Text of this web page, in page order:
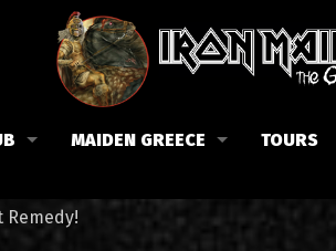
news
MAIDEN GREECE TOURS
Remedy!